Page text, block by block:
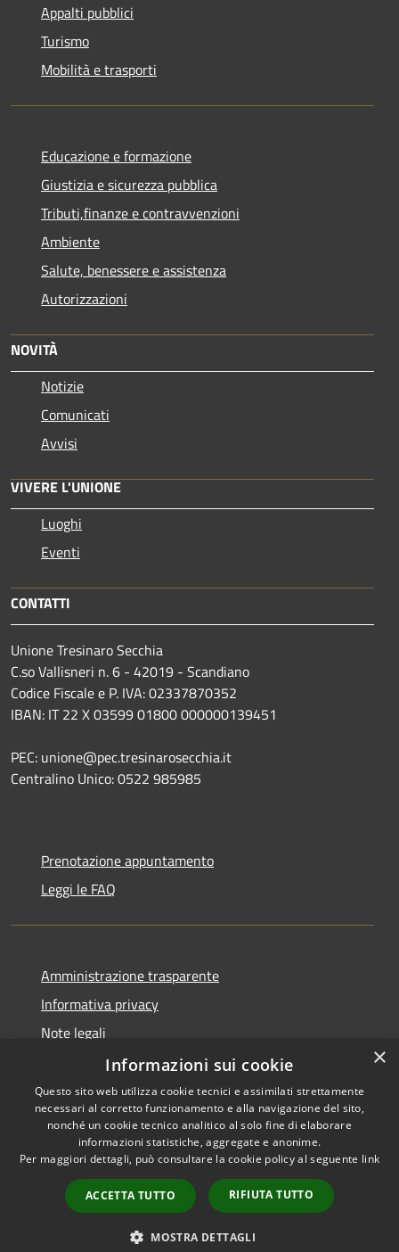
Appalti pubblici
Turismo
Mobilità e trasporti
Educazione e formazione
Giustizia e sicurezza pubblica
Tributi,finanze e contravvenzioni
Ambiente
Salute, benessere e assistenza
Autorizzazioni
NOVITÀ
Notizie
Comunicati
Avvisi
VIVERE L'UNIONE
Luoghi
Eventi
CONTATTI
Unione Tresinaro Secchia
C.so Vallisneri n. 6 - 42019 - Scandiano
Codice Fiscale e P. IVA: 02337870352
IBAN: IT 22 X 03599 01800 000000139451
PEC: unione@pec.tresinarosecchia.it
Centralino Unico: 0522 985985
Prenotazione appuntamento
Leggi le FAQ
Amministrazione trasparente
Informativa privacy
Note legali
Dichiarazione di accessibilità
RSS
Accessibilità
Copyright © 2026 • Unione
Tresinaro Secchia • Powered
byMunicipium
Accesso
redazione
×
Informazioni sui cookie
Questo sito web utilizza cookie tecnici e assimilati strettamente
necessari al corretto funzionamento e alla navigazione del sito,
nonché un cookie tecnico analitico al solo fine di elaborare
informazioni statistiche, aggregate e anonime.
Per maggiori dettagli, può consultare la cookie policy al seguente link
ACCETTA TUTTO RIFIUTA TUTTO
MOSTRA DETTAGLI